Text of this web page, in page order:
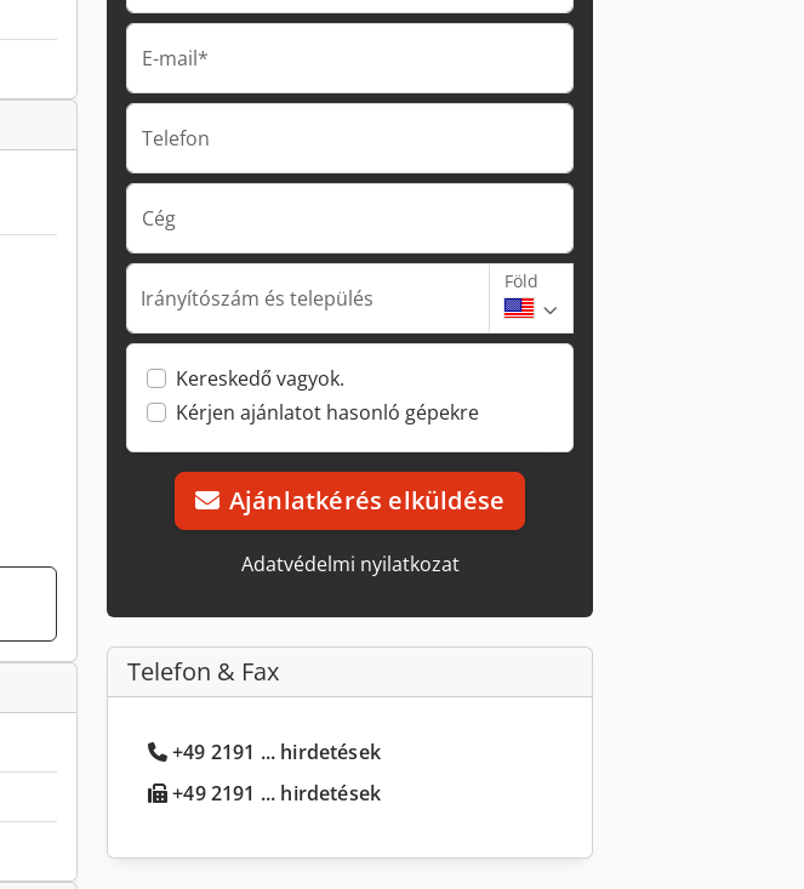
E-mail*
Telefon
Cég
Irányítószám és település
Föld
Kereskedő vagyok.
Kérjen ajánlatot hasonló gépekre
Ajánlatkérés elküldése
Adatvédelmi nyilatkozat
Telefon & Fax
+49 2191 ... hirdetések
+49 2191 ... hirdetések